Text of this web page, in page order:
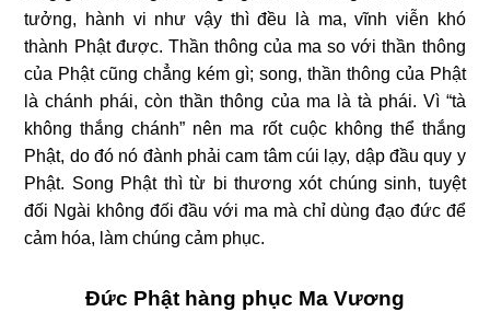
tưởng, hành vi như vậy thì đều là ma, vĩnh viễn khó
thành Phật được. Thần thông của ma so với thần thông
của Phật cũng chẳng kém gì; song, thần thông của Phật
là chánh phái, còn thần thông của ma là tà phái. Vì “tà
không thắng chánh” nên ma rốt cuộc không thể thắng
Phật, do đó nó đành phải cam tâm cúi lạy, dập đầu quy y
Phật. Song Phật thì từ bi thương xót chúng sinh, tuyệt
đối Ngài không đối đầu với ma mà chỉ dùng đạo đức để
cảm hóa, làm chúng cảm phục.
Đức Phật hàng phục Ma Vương